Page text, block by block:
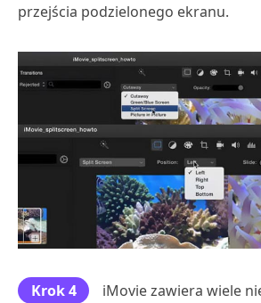
przejścia podzielonego ekranu.
Krok 4
iMovie zawiera wiele